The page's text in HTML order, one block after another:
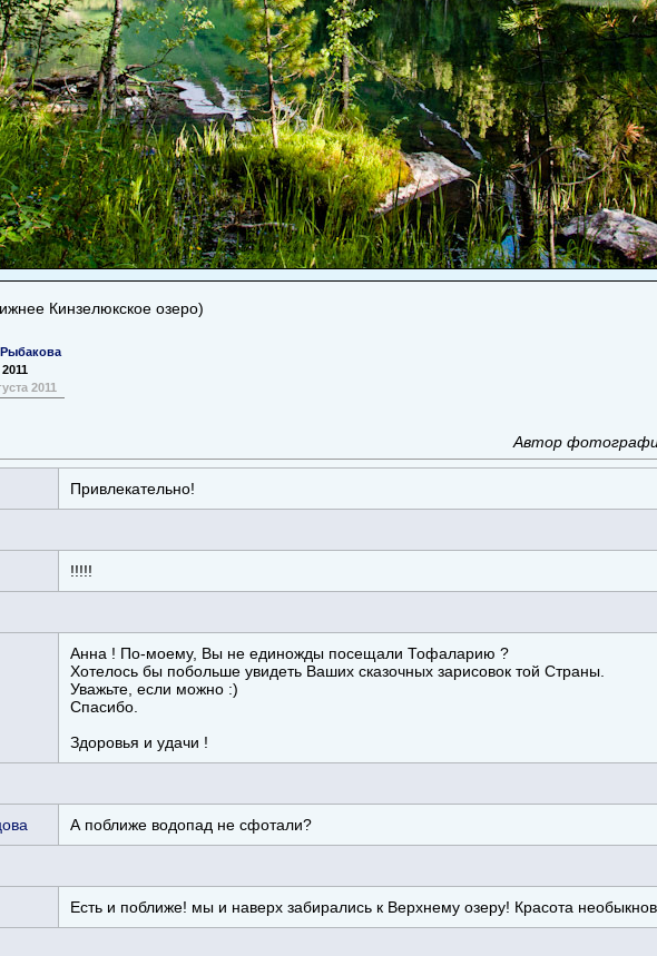
Кинзелюкское озеро)
2011
Автор
Привлекательно!
!!!!!
Анна ! По-моему, Вы не единожды посещали Тофаларию ?
Хотелось бы побольше увидеть Ваших сказочных зарисовок той Страны.
Уважьте, если можно :)
Спасибо.
Здоровья и удачи !
А поближе водопад не сфотали?
Есть и поближе! мы и наверх забирались к Верхнему озеру! Красота